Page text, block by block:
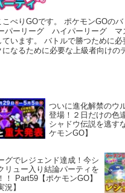
こぺりGOです。 ポケモンGOの
パーリーグ ハイパーリーグ
ています。 バトルで勝つために
になるために必要な上級者向けの
ついに進化解禁のウ
登場！２日だけの色
シャドウ伝説を逃す
ケモンGO】
グでレジェンド達成！今シ
リュー入り結論パーティを
！ Part59【ポケモンGO】
況】